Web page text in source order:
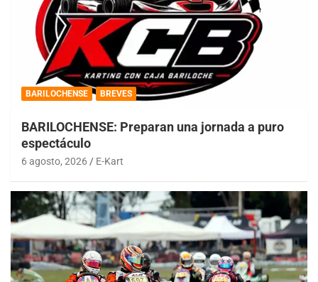
BARILOCHENSE BREVES
BARILOCHENSE: Preparan una jornada a puro
espectáculo
6 agosto, 2026 E-Kart